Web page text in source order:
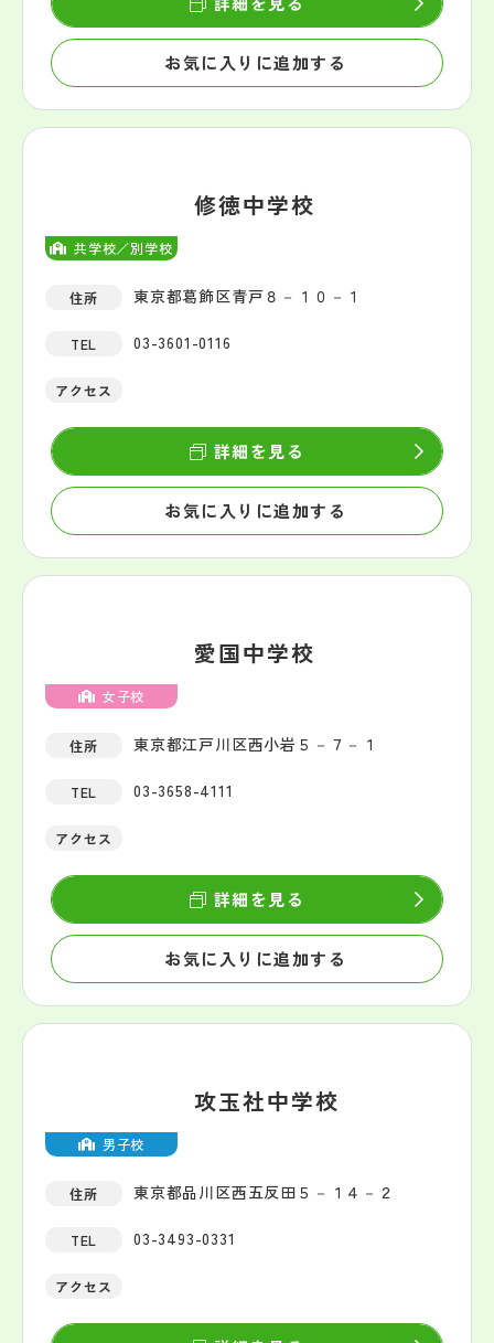
お気に入りに追加する
共学校／別学校
修徳中学校
住所 東京都葛飾区青戸８－１０－１
TEL 03-3601-0116
アクセス
お気に入りに追加する
詳細を見る
女子校
愛国中学校
住所 東京都江戸川区西小岩５－７－１
TEL 03-3658-4111
アクセス
お気に入りに追加する
詳細を見る
男子校
攻玉社中学校
住所 東京都品川区西五反田５－１４－２
TEL 03-3493-0331
アクセス